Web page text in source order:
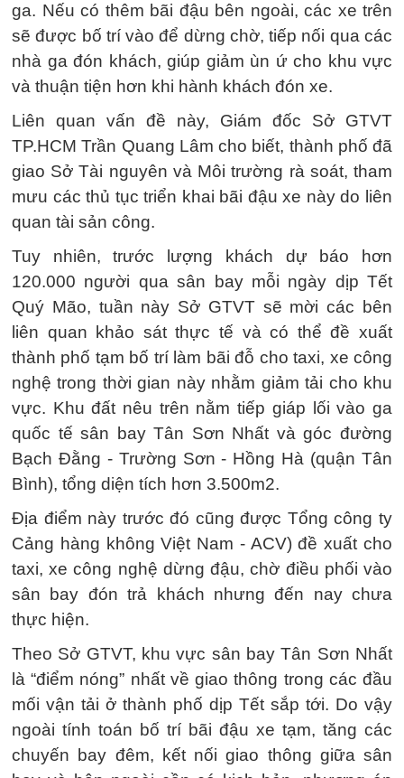
ga. Nếu có thêm bãi đậu bên ngoài, các xe trên
sẽ được bố trí vào để dừng chờ, tiếp nối qua các
nhà ga đón khách, giúp giảm ùn ứ cho khu vực
và thuận tiện hơn khi hành khách đón xe.
Liên quan vấn đề này, Giám đốc Sở GTVT
TP.HCM Trần Quang Lâm cho biết, thành phố đã
giao Sở Tài nguyên và Môi trường rà soát, tham
mưu các thủ tục triển khai bãi đậu xe này do liên
quan tài sản công.
Tuy nhiên, trước lượng khách dự báo hơn
120.000 người qua sân bay mỗi ngày dịp Tết
Quý Mão, tuần này Sở GTVT sẽ mời các bên
liên quan khảo sát thực tế và có thể đề xuất
thành phố tạm bố trí làm bãi đỗ cho taxi, xe công
nghệ trong thời gian này nhằm giảm tải cho khu
vực. Khu đất nêu trên nằm tiếp giáp lối vào ga
quốc tế sân bay Tân Sơn Nhất và góc đường
Bạch Đằng - Trường Sơn - Hồng Hà (quận Tân
Bình), tổng diện tích hơn 3.500m2.
Địa điểm này trước đó cũng được Tổng công ty
Cảng hàng không Việt Nam - ACV) đề xuất cho
taxi, xe công nghệ dừng đậu, chờ điều phối vào
sân bay đón trả khách nhưng đến nay chưa
thực hiện.
Theo Sở GTVT, khu vực sân bay Tân Sơn Nhất
là “điểm nóng” nhất về giao thông trong các đầu
mối vận tải ở thành phố dịp Tết sắp tới. Do vậy
ngoài tính toán bố trí bãi đậu xe tạm, tăng các
chuyến bay đêm, kết nối giao thông giữa sân